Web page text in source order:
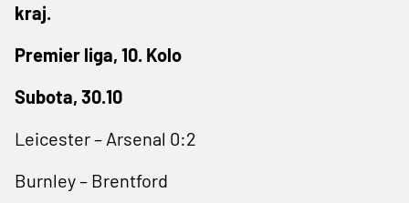
kraj.
Premier liga, 10. Kolo
Subota, 30.10
Leicester – Arsenal 0:2
Burnley – Brentford